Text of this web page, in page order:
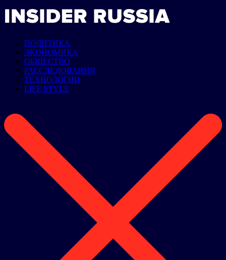
ПОЛИТИКА
ЭКОНОМИКА
ОБЩЕСТВО
РАССЛЕДОВАНИЯ
ТЕХНОЛОГИИ
LIFE STYLE